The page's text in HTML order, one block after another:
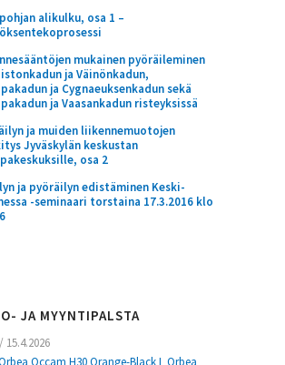
alikulku, osa 1 –
mukainen pyöräileminen
ja Väinönkadun,
ja Cygnaeuksenkadun sekä
ja Vaasankadun risteyksissä
ja muiden liikennemuotojen
Jyväskylän keskustan
osa 2
ja pyöräilyn edistäminen Keski-
-seminaari torstaina 17.3.2016 klo
JA MYYNTIPALSTA
/ 15.4.2026
Occam H30 Orange-Black L Orbea